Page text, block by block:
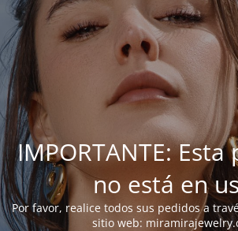
IMPORTANTE: Esta
no está en
Por favor, realice todos sus pedidos a
sitio web: